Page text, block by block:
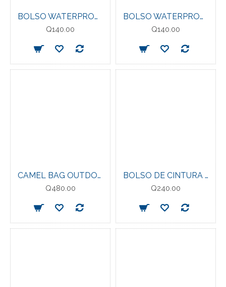
BOLSO WATERPROOF EVERLAST 15LT. OR
Q140.00
BOLSO WATERPROOF EVERLAST 15LT. BL
Q140.00
CAMEL BAG OUTDOOR EVERLAST 12L BK
Q480.00
BOLSO DE CINTURA EVERLAST OUTDOOR BK
Q240.00